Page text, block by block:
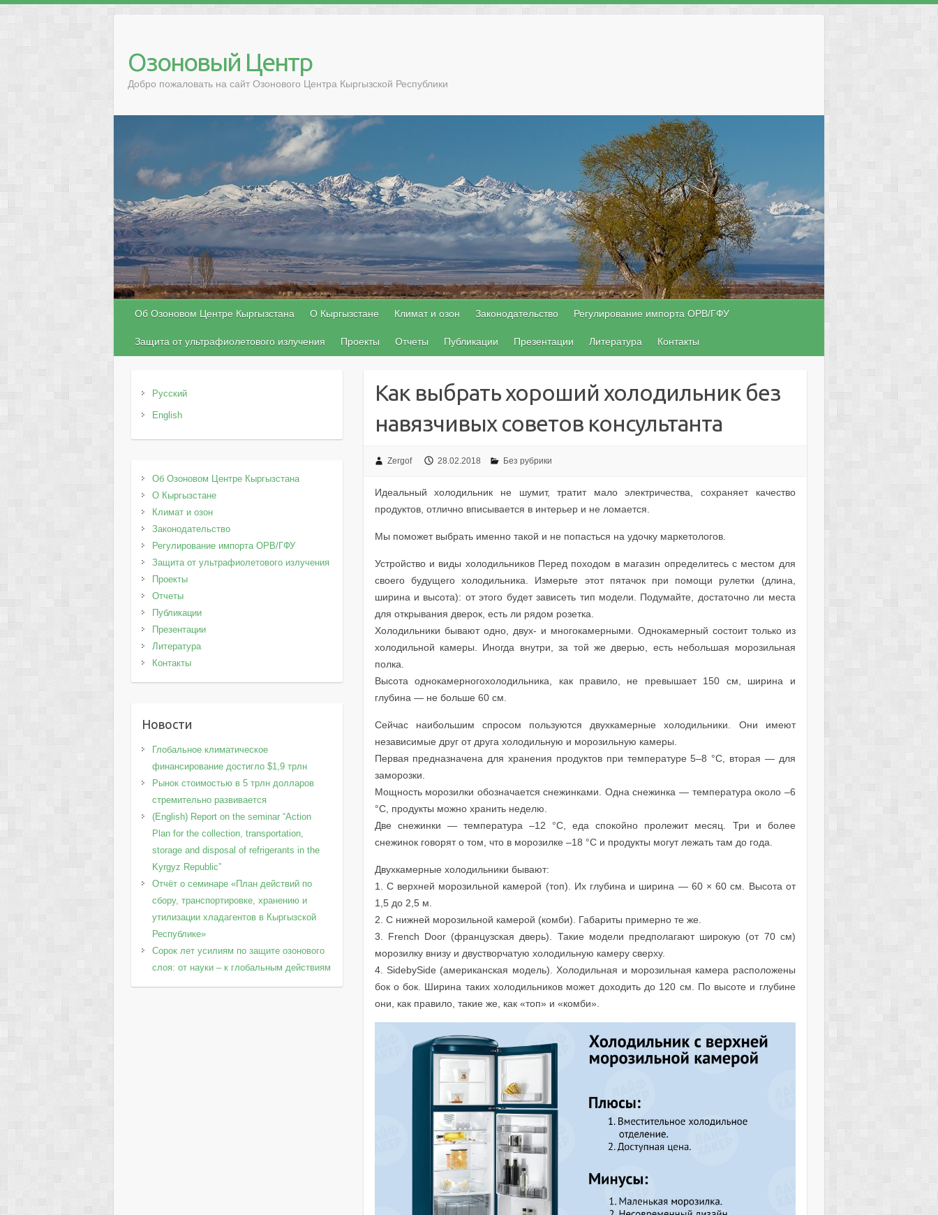
Озоновый Центр
Добро пожаловать на сайт Озонового Центра Кыргызской Республики
Об Озоновом Центре Кыргызстана О Кыргызстане Климат и озон Законодательство Регулирование импорта ОРВ/ГФУ
Защита от ультрафиолетового излучения Проекты Отчеты Публикации Презентации Литература Контакты
Как выбрать хороший холодильник без
навязчивых советов консультанта
Zergof 28.02.2018 Без рубрики
Идеальный холодильник не шумит, тратит мало электричества, сохраняет качество
продуктов, отлично вписывается в интерьер и не ломается.
Мы поможет выбрать именно такой и не попасться на удочку маркетологов.
Устройство и виды холодильников Перед походом в магазин определитесь с местом для
своего будущего холодильника. Измерьте этот пятачок при помощи рулетки (длина,
ширина и высота): от этого будет зависеть тип модели. Подумайте, достаточно ли места
для открывания дверок, есть ли рядом розетка.
Холодильники бывают одно, двух- и многокамерными. Однокамерный состоит только из
холодильной камеры. Иногда внутри, за той же дверью, есть небольшая морозильная
полка.
Высота однокамерногохолодильника, как правило, не превышает 150 см, ширина и
глубина — не больше 60 см.
Сейчас наибольшим спросом пользуются двухкамерные холодильники. Они имеют
независимые друг от друга холодильную и морозильную камеры.
Первая предназначена для хранения продуктов при температуре 5–8 °С, вторая — для
заморозки.
Мощность морозилки обозначается снежинками. Одна снежинка — температура около –6
°С, продукты можно хранить неделю.
Две снежинки — температура –12 °С, еда спокойно пролежит месяц. Три и более
снежинок говорят о том, что в морозилке –18 °С и продукты могут лежать там до года.
Двухкамерные холодильники бывают:
1. С верхней морозильной камерой (топ). Их глубина и ширина — 60 × 60 см. Высота от
1,5 до 2,5 м.
2. С нижней морозильной камерой (комби). Габариты примерно те же.
3. French Door (французская дверь). Такие модели предполагают широкую (от 70 см)
морозилку внизу и двустворчатую холодильную камеру сверху.
4. SidebySide (американская модель). Холодильная и морозильная камера расположены
бок о бок. Ширина таких холодильников может доходить до 120 см. По высоте и глубине
они, как правило, такие же, как «топ» и «комби».
Русский
English
Об Озоновом Центре Кыргызстана
О Кыргызстане
Климат и озон
Законодательство
Регулирование импорта ОРВ/ГФУ
Защита от ультрафиолетового излучения
Проекты
Отчеты
Публикации
Презентации
Литература
Контакты
Новости
Глобальное климатическое
финансирование достигло $1,9 трлн
Рынок стоимостью в 5 трлн долларов
стремительно развивается
(English) Report on the seminar “Action
Plan for the collection, transportation,
storage and disposal of refrigerants in the
Kyrgyz Republic”
Отчёт о семинаре «План действий по
сбору, транспортировке, хранению и
утилизации хладагентов в Кыргызской
Республике»
Сорок лет усилиям по защите озонового
слоя: от науки – к глобальным действиям